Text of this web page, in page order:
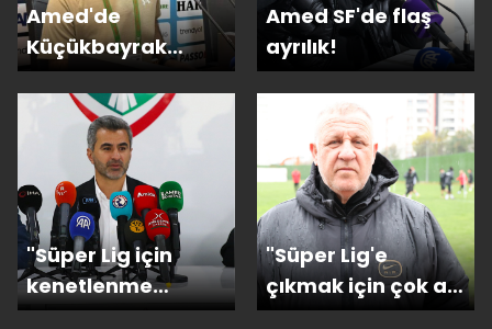
Amed'de
Küçükbayrak
dönemi!
Amed SF'de flaş
ayrılık!
"Süper Lig için
kenetlenme
zamanı"
"Süper Lig'e
çıkmak için çok az
zamanımız kaldı!"